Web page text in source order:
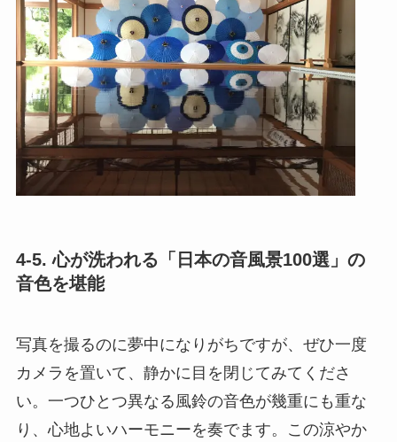
4-5. 心が洗われる「日本の音風景100選」の
音色を堪能
写真を撮るのに夢中になりがちですが、ぜひ一度
カメラを置いて、静かに目を閉じてみてくださ
い。一つひとつ異なる風鈴の音色が幾重にも重な
り、心地よいハーモニーを奏でます。この涼やか